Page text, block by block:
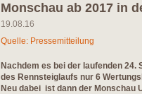
Monschau ab 2017 in
19.08.16
Quelle: Pressemitteilung
Nachdem es bei der laufenden
des Rennsteiglaufs nur 6
Neu dabei ist dann der Monschau